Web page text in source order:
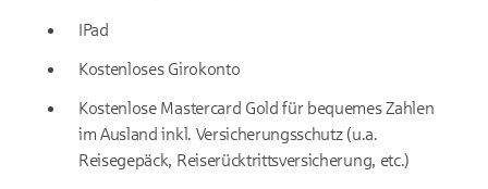
IPad
Kostenloses Girokonto
Kostenlose Mastercard Gold für bequemes Zahlen
im Ausland inkl. Versicherungsschutz (u.a.
Reisegepäck, Reiserücktrittsversicherung, etc.)